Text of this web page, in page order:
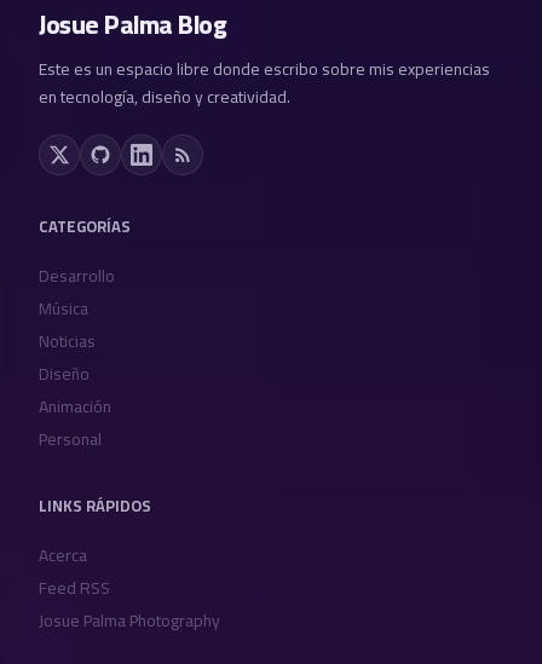
Josue Palma Blog
Este es un espacio libre donde escribo sobre mis experiencias
en tecnología, diseño y creatividad.
CATEGORÍAS
Desarrollo
Música
Noticias
Diseño
Animación
Personal
LINKS RÁPIDOS
Acerca
Feed RSS
Josue Palma Photography